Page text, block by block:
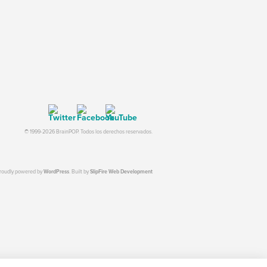
© 1999-2026 BrainPOP. Todos los derechos reservados.
powered byWordPress. Built bySlipFire Web Development